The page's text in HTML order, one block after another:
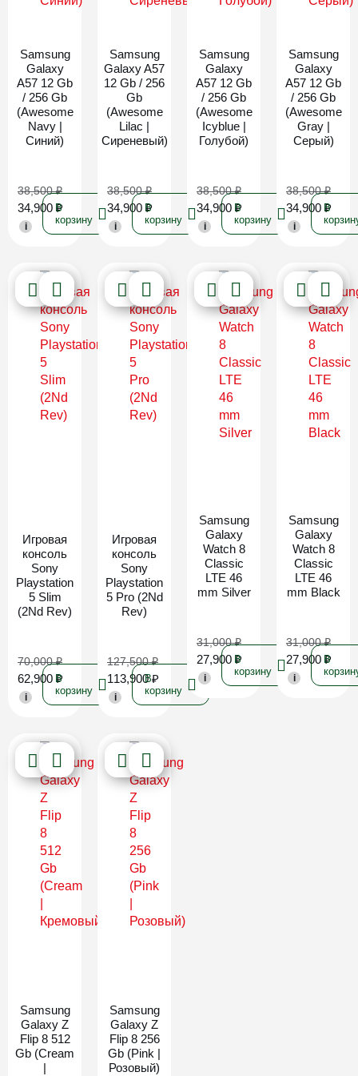
Samsung
Galaxy
A57 12 Gb
/ 256 Gb
(Awesome
Navy |
Синий)
38,500₽
34,900 ₽
i
В
корзину
Samsung
Galaxy A57
12 Gb / 256
Gb
(Awesome
Lilac |
Сиреневый)
38,500₽
34,900 ₽
i
В
корзину
Samsung
Galaxy
A57 12 Gb
/ 256 Gb
(Awesome
Icyblue |
Голубой)
38,500₽
34,900 ₽
i
В
корзину
Samsung
Galaxy
A57 12 Gb
/ 256 Gb
(Awesome
Gray |
Серый)
38,500₽
34,900 ₽
i
В
Игровая
консоль
Sony
Playstation
5 Slim
(2Nd Rev)
70,000₽
62,900 ₽
i
В
корзину
Игровая
консоль
Sony
Playstation
5 Pro (2Nd
Rev)
127,500₽
113,900₽
i
В
корзину
Samsung
Galaxy
Watch 8
Classic
LTE 46
mm Silver
31,000₽
27,900 ₽
i
В
корзину
Samsung
Galaxy
Watch 8
Classic
LTE 46
mm Black
31,000₽
27,900 ₽
i
В
Samsung
Galaxy Z
Flip 8 512
Gb (Cream
|
Samsung
Galaxy Z
Flip 8 256
Gb (Pink |
Розовый)